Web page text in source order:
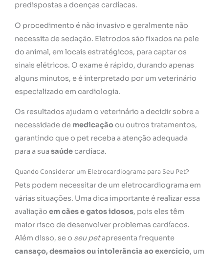
predispostas a doenças cardíacas.
O procedimento é não invasivo e geralmente não
necessita de sedação. Eletrodos são fixados na pele
do animal, em locais estratégicos, para captar os
sinais elétricos. O exame é rápido, durando apenas
alguns minutos, e é interpretado por um veterinário
especializado em cardiologia.
Os resultados ajudam o veterinário a decidir sobre a
necessidade de medicaçãoou outros tratamentos,
garantindo que o pet receba a atenção adequada
para a sua saúdecardíaca.
Quando Considerar um Eletrocardiograma para Seu Pet?
Pets podem necessitar de um eletrocardiograma em
várias situações. Uma dica importante é realizar essa
avaliação em cães e gatos idosos, pois eles têm
maior risco de desenvolver problemas cardíacos.
Além disso, se o seu petapresenta frequente
cansaço, desmaios ou intolerância ao exercício, um